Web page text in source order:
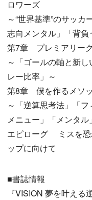
ロワーズ
～“世界基準”のサッ
志向メンタル」「背負
第7章 プレミアリー
～「ゴールの軸と新
レー比率」～
第8章 僕を作るメソ
～「逆算思考法」「
メニュー」「メンタ
エピローグ ミスを恐
ップに向けて
■書誌情報
『VISION 夢を叶える